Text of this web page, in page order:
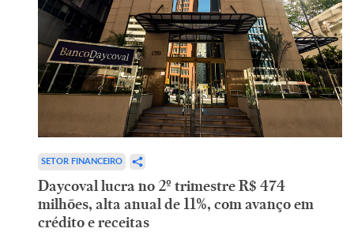
SETOR FINANCEIRO
Daycoval lucra no 2º trimestre R$ 474
milhões, alta anual de 11%, com avanço em
crédito e receitas